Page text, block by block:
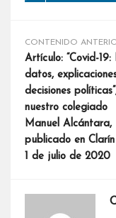
CONTENIDO
Artículo: “Covid-19:
datos,
decisiones
nuestro colegiado
Manuel Alcántara,
publicado en
1 de julio de 2020